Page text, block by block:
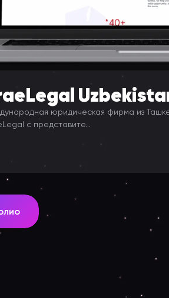
юридическая фирма из
с представите...